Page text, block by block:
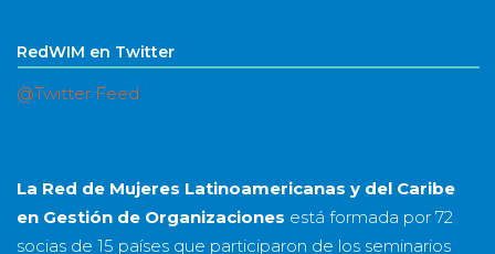
RedWIM en Twitter
@Twitter Feed
La Red de Mujeres Latinoamericanas y del Caribe
en Gestión de Organizaciones está formada por 72
socias de 15 países que participaron de los seminarios